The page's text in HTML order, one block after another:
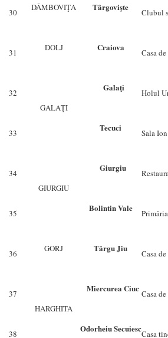
30 DÂMBOVIŢA Târgovişte Clubul
31 DOLJ Craiova Casa
32
GALAŢI
Galaţi Holul
33 Tecuci Sala
34
GIURGIU
Giurgiu
35 Bolintin Vale
36 GORJ Târgu Jiu Casa
37
HARGHITA
Miercurea Ciuc Casa
38 Odorheiu SecuiescCasa